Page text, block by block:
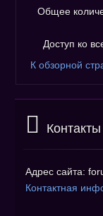
Общее
Доступ ко
К обзорной
Контакты
Адрес сайта:
Контактная